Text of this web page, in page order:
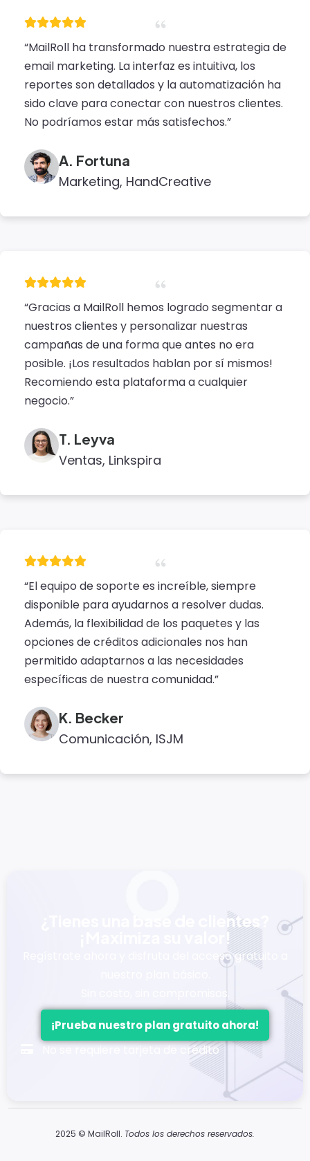
“MailRoll ha transformado nuestra estrategia de
email marketing. La interfaz es intuitiva, los
reportes son detallados y la automatización ha
sido clave para conectar con nuestros clientes.
No podríamos estar más satisfechos.”
A. Fortuna
Marketing, HandCreative
“Gracias a MailRoll hemos logrado segmentar a
nuestros clientes y personalizar nuestras
campañas de una forma que antes no era
posible. ¡Los resultados hablan por sí mismos!
Recomiendo esta plataforma a cualquier
negocio.”
T. Leyva
Ventas, Linkspira
“El equipo de soporte es increíble, siempre
disponible para ayudarnos a resolver dudas.
Además, la flexibilidad de los paquetes y las
opciones de créditos adicionales nos han
permitido adaptarnos a las necesidades
específicas de nuestra comunidad.”
K. Becker
Comunicación, ISJM
¿Tienes una base de clientes?
¡Maximiza su valor!
Regístrate ahora y disfruta del acceso gratuito a
Sin costo, sin compromisos.
¡Prueba nuestro plan gratuito ahora!
No se requiere tarjeta de crédito
2025 © MailRoll. Todos los derechos reservados.